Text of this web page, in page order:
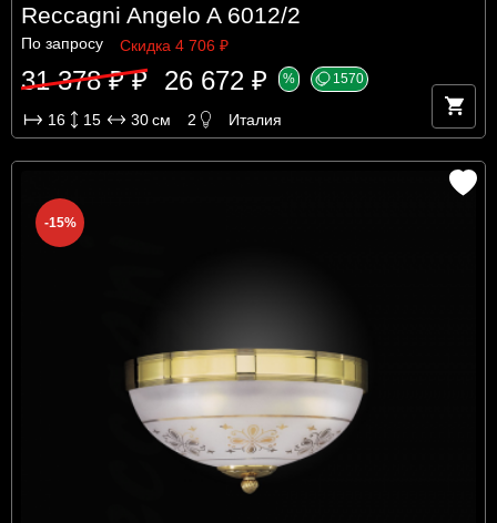
Reccagni Angelo A 6012/2
По запросу Скидка 4 706 ₽
31 378 ₽ ₽ 26 672 ₽ % 1570
16 15 30см 2 Италия
-15%